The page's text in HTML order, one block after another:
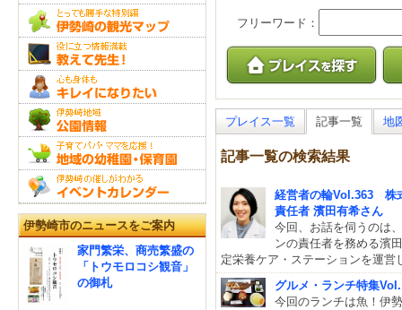
フリーワード：
プレイス一覧 記事一覧 地
記事一覧の検索結果
経営者の輪Vol.363 株
責任者 濱田有希さん
今回、お話を伺うのは
ンの責任者を務める濱
定栄養ケア・ステーションを運
グルメ・ランチ特集
今回のランチは魚！伊
伊勢崎市のニュースをご案内
家門繁栄、商売繁盛の
「トウモロコシ観音」
の御札